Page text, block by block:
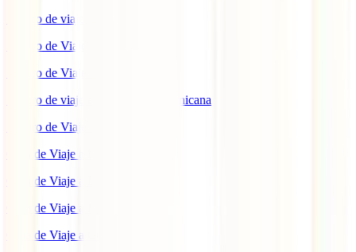
Seguro de viaje a México
Seguro de Viaje a Tailandia
Seguro de Viaje a China
Seguro de viaje a República Dominicana
Seguro de Viaje a Colombia
Guía de Viaje a Estados Unidos
Guía de Viaje a México
Guía de Viaje a Marruecos
Guía de Viaje a Cuba